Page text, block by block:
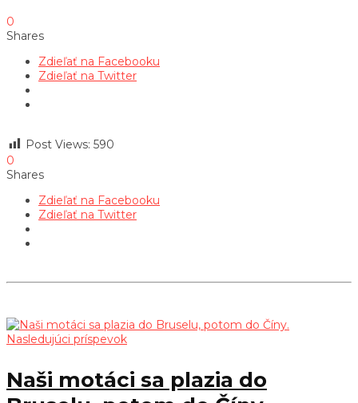
0
Shares
Zdieľať na Facebooku
Zdieľať na Twitter
Post Views: 590
0
Shares
Zdieľať na Facebooku
Zdieľať na Twitter
Nasledujúci príspevok
Naši motáci sa plazia do